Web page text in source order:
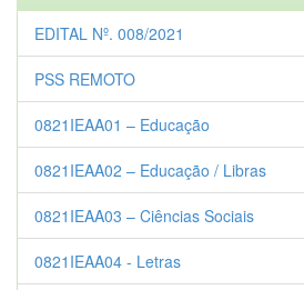
EDITAL Nº. 008/2021
PSS REMOTO
0821IEAA01 – Educação
0821IEAA02 – Educação / Libras
0821IEAA03 – Ciências Sociais
0821IEAA04 - Letras